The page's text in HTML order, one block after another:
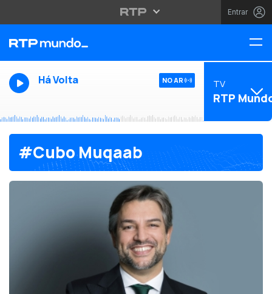
Entrar
Há Volta NO AR TV
RTP
#Cubo Muqaab